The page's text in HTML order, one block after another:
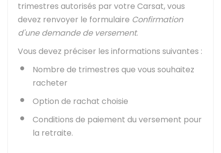
trimestres autorisés par votre Carsat, vous
devez renvoyer le formulaire Confirmation
d'une demande de versement.
Vous devez préciser les informations suivantes :
Nombre de trimestres que vous souhaitez
racheter
Option de rachat choisie
Conditions de paiement du versement pour
la retraite.